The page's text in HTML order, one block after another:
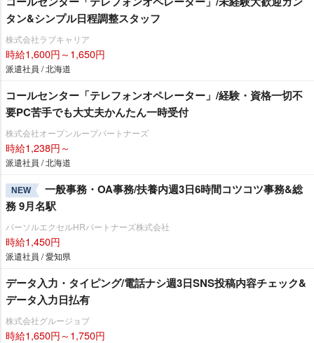
タン&シンプル日程調整スタッフ
株式会社ラブキャリア
時給1,600円～1,650円
派遣社員 / 北海道
コールセンター「テレフォンオペレーター」/経験・資格一切不
要PC苦手でも大丈夫かんたん一時受付
株式会社オープンループパートナーズ
時給1,238円～
派遣社員 / 北海道
NEW
一般事務・OA事務/扶養内週3日6時間コツコツ事務&総
務 9月名駅
パーソルエクセルHRパートナーズ株式会社
時給1,450円
派遣社員 / 愛知県
データ入力・タイピング/電話ナシ週3日SNS投稿内容チェック&
データ入力日払有
株式会社グルージョブ
時給1,650円～1,750円